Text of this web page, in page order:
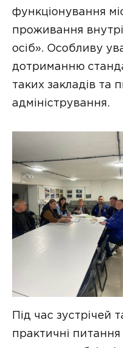
функціонування
проживання
осіб». Особливу
дотриманню
таких закладів та
адміністрування.
Під час зустрічей
практичні